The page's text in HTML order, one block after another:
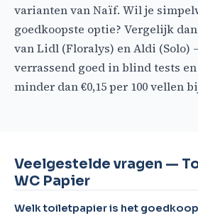
varianten van Naïf. Wil je
goedkoopste optie? Vergelijk
van Lidl (Floralys) en Aldi (Solo)
verrassend goed in blind tests
minder dan €0,15 per 100 vellen
Veelgestelde vragen —
WC Papier
Welk toiletpapier is het